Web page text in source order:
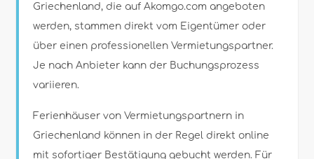
Griechenland, die auf Akomgo.com angeboten
werden, stammen direkt vom Eigentümer oder
über einen professionellen Vermietungspartner.
Je nach Anbieter kann der Buchungsprozess
variieren.
Ferienhäuser von Vermietungspartnern in
Griechenland können in der Regel direkt online
mit sofortiger Bestätigung gebucht werden. Für